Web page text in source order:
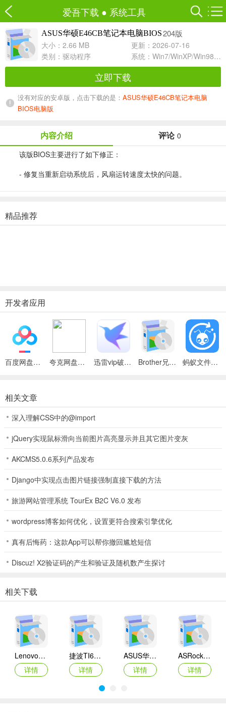
爱吾下载 ● 系统工具
ASUS华硕E46CB笔记本电脑BIOS204版
大小：2.66 MB
更新：2026-07-16
类别： 驱动程序 系统：Win7/WinXP/Win98/Win8/Win10兼容软件
立即下载
没有对应的安卓版，点击下载的是： ASUS华硕E46CB笔记本电脑
BIOS电脑版
内容介绍 评论 0
该版BIOS主要进行了如下修正：
- 修复当重新启动系统后，风扇运转速度太快的问题。
精品推荐
开发者应用
百度网盘绿色免安装Pc电脑版 夸克网盘官方正式版 迅雷vip破解版永久会员2024版 Brother兄弟 MFC-8480DN多功能一体机ISIS驱动 蚂蚁文件（数据恢复大师）
相关文章
深入理解CSS中的@import
jQuery实现鼠标滑向当前图片高亮显示并且其它图片变灰
AKCMS5.0.6系列产品发布
Django中实现点击图片链接强制直接下载的方法
旅游网站管理系统 TourEx B2C V6.0 发布
wordpress博客如何优化，设置更符合搜索引擎优化
真有后悔药：这款App可以帮你撤回尴尬短信
Discuz! X2验证码的产生和验证及随机数产生探讨
相关下载
Lenovo联想 Ideapad Z465/Z565系列笔记本 声卡驱动
详情
捷波TI61AG-A主板BIOS
详情
ASUS华硕F1A55-M LX3 R2.0主板BIOS
详情
ASRock华擎IMB-A160主板BIOS
详情